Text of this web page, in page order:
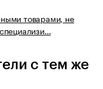
товарами, не
с тем же